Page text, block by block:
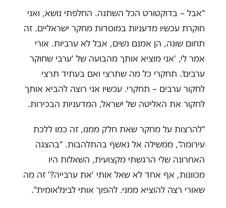
"אבל – בדוקטורט הכל השתנה. החלפתי נושא, ואני
חוקרת עכשיו מדעניות במוסדות מחקר ישראליים. זה
תחום שונה, הן אמנם נשים, אבל לא ערביות. אורי
אמר לי, 'אני מוציא אותך מהבועה של 'ערבי שחוקר
ערבים'. תחקרי כל מה שתרצי ואם בעתיד תרצי
לחקור ערבים – תחקרי. עכשיו אני רוצה להביא אותך
לחקור את האליטה של ישראל, המדעניות הבכירות.
"להרצות על מחקר שאת חלק ממנו, זה כמו ללכת
עירומה", ממשילה אל נאשף בהתלהבות. "בהצגה
האחרונה שלי הרגשתי מקצועית, השאלות היו
מכוונות, אף אחד לא שאל אותי 'את ערבייה?' זה מה
שאורי רצה להוציא ממני. להפוך אותי לבינלאומית"
.